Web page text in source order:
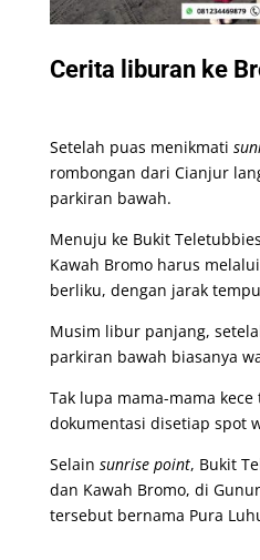
Cerita liburan ke
Setelah puas menikmati
rombongan dari Cianjur
parkiran bawah.
Menuju ke Bukit
Kawah Bromo harus
berliku, dengan jarak
Musim libur panjang,
parkiran bawah biasanya
Tak lupa mama-mama
dokumentasi disetiap spot
Selain sunrise point, Bukit
dan Kawah Bromo, di
tersebut bernama Pura